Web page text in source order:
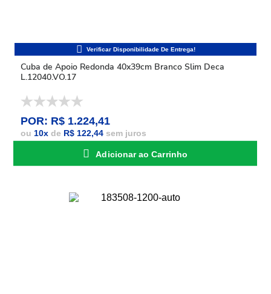
Cuba de Apoio Redonda 40x39cm Branco Slim Deca
L.12040.VO.17
POR: R$ 1.224,41
ou 10x de R$ 122,44 sem juros
Adicionar ao Carrinho